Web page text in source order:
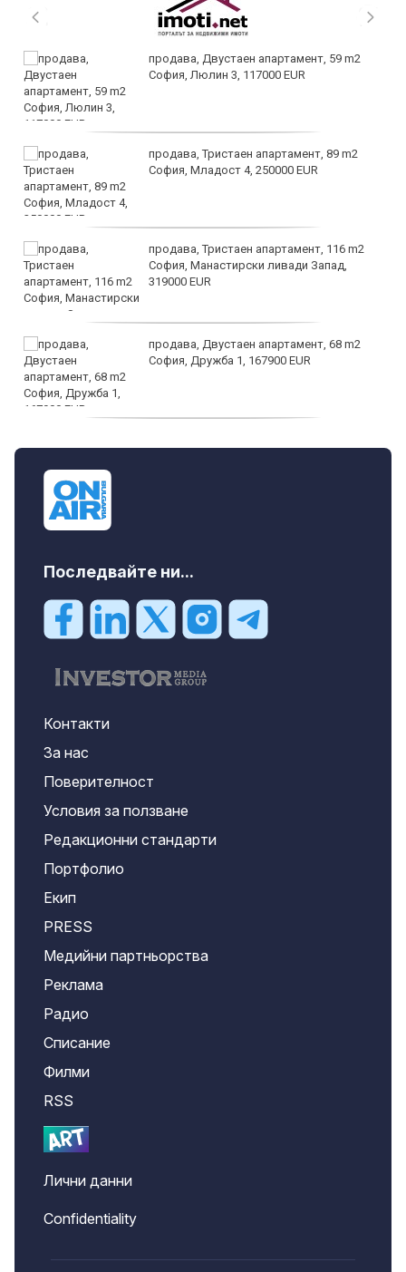
продава, Двустаен апартамент, 59 m2
София, Люлин 3, 117000 EUR
продава, Тристаен апартамент, 89 m2
София, Младост 4, 250000 EUR
продава, Тристаен апартамент, 116 m2
София, Манастирски ливади Запад,
319000 EUR
продава, Двустаен апартамент, 68 m2
София, Дружба 1, 167900 EUR
Последвайте ни...
Контакти
За нас
Поверителност
Условия за ползване
Редакционни стандарти
Портфолио
Екип
PRESS
Медийни партньорства
Реклама
Радио
Списание
Филми
RSS
Лични данни
Confidentiality